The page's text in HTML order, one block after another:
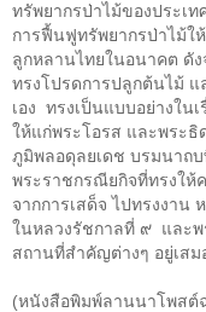
ทรัพยากรป่าไม้ของประ
การฟื้นฟูทรัพยากรป่าไม้ใ
ลูกหลานไทยในอนาคต ดัง
ทรงโปรดการปลูกต้นไม้
เอง ทรงเป็นแบบอย่างใน
ให้แก่พระโอรส และพระ
ภูมิพลอดุลยเดช บรมนาถ
พระราชกรณียกิจที่ทรงให้
จากการเสด็จ ไปทรงงาน
ในหลวงรัชกาลที่ ๙ และพ
สถานที่สำคัญต่างๆ อยู่เสม
(หนังสือพิมพ์ลานนาโพสต์